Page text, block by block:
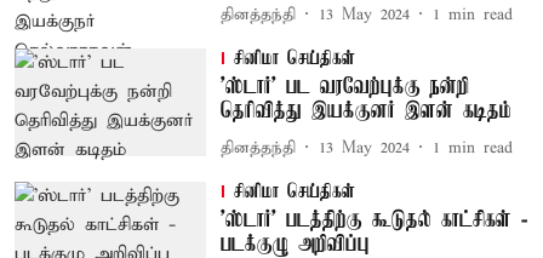
தினத்தந்தி 13 May 2024 1 min read
சினிமா செய்திகள்
'ஸ்டார்' பட வரவேற்புக்கு நன்றி
தெரிவித்து இயக்குனர் இளன் கடிதம்
தினத்தந்தி 13 May 2024 1 min read
சினிமா செய்திகள்
'ஸ்டார்' படத்திற்கு கூடுதல் காட்சிகள் -
படக்குழு அறிவிப்பு